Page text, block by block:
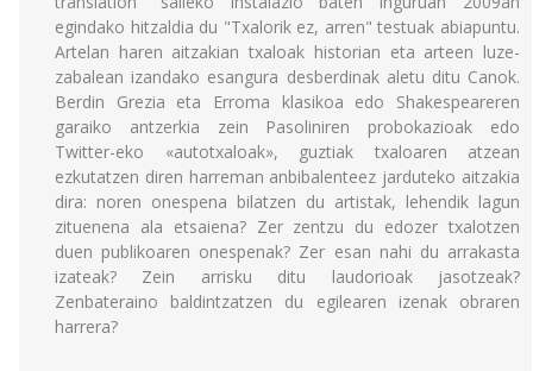
egindako hitzaldia du "Txalorik ez, arren" testuak abiapuntu.
Artelan haren aitzakian txaloak historian eta arteen luze-
zabalean izandako esangura desberdinak aletu ditu Canok.
Berdin Grezia eta Erroma klasikoa edo Shakespeareren
garaiko antzerkia zein Pasoliniren probokazioak edo
Twitter-eko «autotxaloak», guztiak txaloaren atzean
ezkutatzen diren harreman anbibalenteez jarduteko aitzakia
dira: noren onespena bilatzen du artistak, lehendik lagun
zituenena ala etsaiena? Zer zentzu du edozer txalotzen
duen publikoaren onespenak? Zer esan nahi du arrakasta
izateak? Zein arrisku ditu laudorioak jasotzeak?
Zenbateraino baldintzatzen du egilearen izenak obraren
harrera?